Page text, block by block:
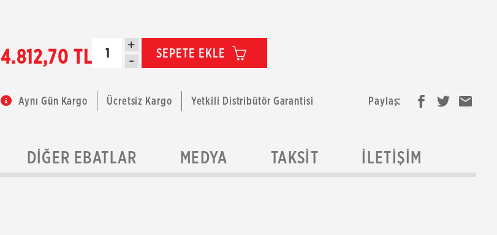
4.812,70 TL +
- SEPETE EKLE
Aynı Gün Kargo Ücretsiz Kargo Yetkili Distribütör Garantisi Paylaş:
DIĞER EBATLAR MEDYA TAKSIT İLETIŞIM